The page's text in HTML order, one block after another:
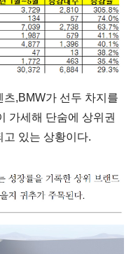
츠,BMW가 선두 차지를
가세해 단숨에 상위권
고 있는 상황이다.